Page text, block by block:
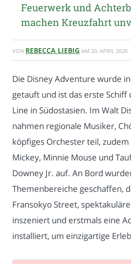
Feuerwerk und
machen Kreuzfahrt
VON REBECCA LIEBIG AM 20. APRIL 2026
Die Disney Adventure wurde
getauft und ist das erste Schiff
Line in Südostasien. Im Walt
nahmen regionale Musiker,
köpfiges Orchester teil,
Mickey, Minnie Mouse und
Downey Jr. auf. An Bord
Themenbereiche geschaffen,
Fransokyo Street,
inszeniert und erstmals eine
installiert, um einzigartige